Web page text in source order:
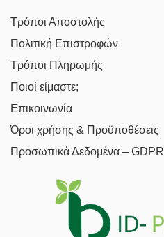
Τρόποι Αποστολής
Πολιτική Επιστροφών
Τρόποι Πληρωμής
Ποιοί είμαστε;
Επικοινωνία
Όροι χρήσης & Προϋποθέσεις
Προσωπικά Δεδομένα – GDPR